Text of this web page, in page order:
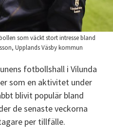
som väckt stort intresse bland
Upplands Väsby kommun
fotbollshall i Vilunda
som en aktivitet under
blivit populär bland
de senaste veckorna
per tillfälle.